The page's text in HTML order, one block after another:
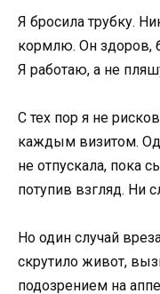
Я бросила трубку.
кормлю. Он здоров,
Я работаю, а не
С тех пор я не
каждым визитом.
не отпускала, пока
потупив взгляд. Ни
Но один случай
скрутило живот,
подозрением на